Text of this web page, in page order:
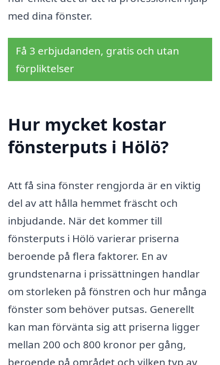
med dina fönster.
Få 3 erbjudanden, gratis och utan
förpliktelser
Hur mycket kostar
fönsterputs i Hölö?
Att få sina fönster rengjorda är en viktig
del av att hålla hemmet fräscht och
inbjudande. När det kommer till
fönsterputs i Hölö varierar priserna
beroende på flera faktorer. En av
grundstenarna i prissättningen handlar
om storleken på fönstren och hur många
fönster som behöver putsas. Generellt
kan man förvänta sig att priserna ligger
mellan 200 och 800 kronor per gång,
beroende på området och vilken typ av